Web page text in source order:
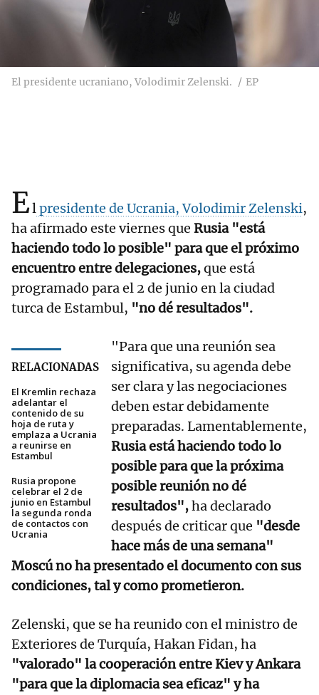
El presidente ucraniano, Volodimir Zelenski. EP
Elpresidente de Ucrania, Volodimir Zelenski,
ha afirmado este viernes que Rusia "está
haciendo todo lo posible" para que el próximo
encuentro entre delegaciones,que está
programado para el 2 de junio en la ciudad
turca de Estambul, "no dé resultados".
RELACIONADAS
El Kremlin rechaza
adelantar el
contenido de su
hoja de ruta y
emplaza a Ucrania
a reunirse en
Estambul
Rusia propone
celebrar el 2 de
junio en Estambul
la segunda ronda
de contactos con
Ucrania
"Para que una reunión sea
significativa, su agenda debe
ser clara y las negociaciones
deben estar debidamente
preparadas. Lamentablemente,
Rusia está haciendo todo lo
posible para que la próxima
posible reunión no dé
resultados",ha declarado
después de criticar que "desde
hace más de una semana"
Moscú no ha presentado el documento con sus
condiciones, tal y como prometieron.
Zelenski, que se ha reunido con el ministro de
Exteriores de Turquía, Hakan Fidan, ha
"valorado" la cooperación entre Kiev y Ankara
"para que la diplomacia sea eficaz" y ha